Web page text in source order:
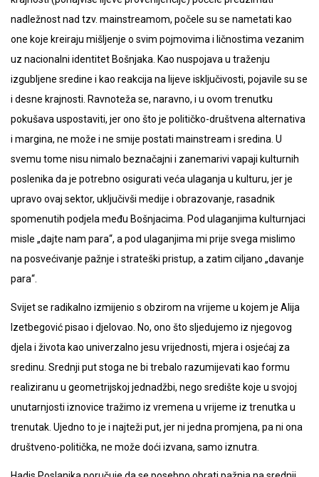
nadležnost nad tzv. mainstreamom, počele su se nametati kao
one koje kreiraju mišljenje o svim pojmovima i ličnostima vezanim
uz nacionalni identitet Bošnjaka. Kao nuspojava u traženju
izgubljene sredine i kao reakcija na lijeve isključivosti, pojavile su se
i desne krajnosti. Ravnoteža se, naravno, i u ovom trenutku
pokušava uspostaviti, jer ono što je političko-društvena alternativa
i margina, ne može i ne smije postati mainstream i sredina. U
svemu tome nisu nimalo beznačajni i zanemarivi vapaji kulturnih
poslenika da je potrebno osigurati veća ulaganja u kulturu, jer je
upravo ovaj sektor, uključivši medije i obrazovanje, rasadnik
spomenutih podjela među Bošnjacima. Pod ulaganjima kulturnjaci
misle „dajte nam para“, a pod ulaganjima mi prije svega mislimo
na posvećivanje pažnje i strateški pristup, a zatim ciljano „davanje
para“.
Svijet se radikalno izmijenio s obzirom na vrijeme u kojem je Alija
Izetbegović pisao i djelovao. No, ono što sljedujemo iz njegovog
djela i života kao univerzalno jesu vrijednosti, mjera i osjećaj za
sredinu. Srednji put stoga ne bi trebalo razumijevati kao formu
realiziranu u geometrijskoj jednadžbi, nego središte koje u svojoj
unutarnjosti iznovice tražimo iz vremena u vrijeme iz trenutka u
trenutak. Ujedno to je i najteži put, jer ni jedna promjena, pa ni ona
društveno-politička, ne može doći izvana, samo iznutra.